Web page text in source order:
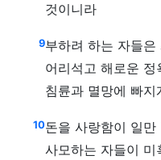
것이니라
9부하려 하는 자들
어리석고 해로운
침륜과 멸망에 빠
10돈을 사랑함이 일
사모하는 자들이